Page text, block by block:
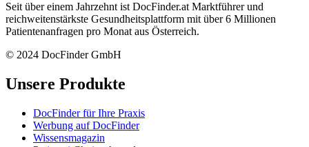
Seit über einem Jahrzehnt ist DocFinder.at Marktführer und
reichweitenstärkste Gesundheitsplattform mit über 6 Millionen
Patientenanfragen pro Monat aus Österreich.
© 2024 DocFinder GmbH
Unsere Produkte
DocFinder für Ihre Praxis
Werbung auf DocFinder
Wissensmagazin